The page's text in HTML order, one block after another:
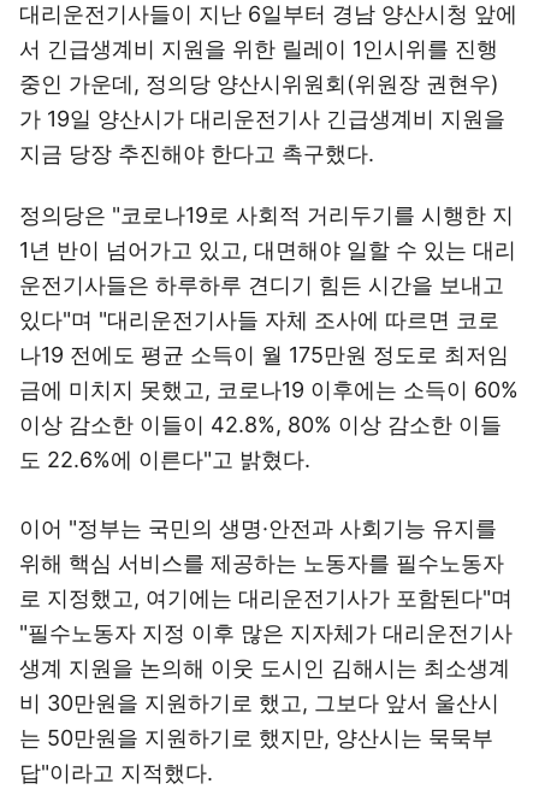
대리운전기사들이 지난 6일부터 경남 양산시청 앞에
서 긴급생계비 지원을 위한 릴레이 1인시위를 진행
중인 가운데, 정의당 양산시위원회(위원장 권현우)
가 19일 양산시가 대리운전기사 긴급생계비 지원을
지금 당장 추진해야 한다고 촉구했다.
정의당은 "코로나19로 사회적 거리두기를 시행한 지
1년 반이 넘어가고 있고, 대면해야 일할 수 있는 대리
운전기사들은 하루하루 견디기 힘든 시간을 보내고
있다"며 "대리운전기사들 자체 조사에 따르면 코로
나19 전에도 평균 소득이 월 175만원 정도로 최저임
금에 미치지 못했고, 코로나19 이후에는 소득이 60%
이상 감소한 이들이 42.8%, 80% 이상 감소한 이들
도 22.6%에 이른다"고 밝혔다.
이어 "정부는 국민의 생명·안전과 사회기능 유지를
위해 핵심 서비스를 제공하는 노동자를 필수노동자
로 지정했고, 여기에는 대리운전기사가 포함된다"며
"필수노동자 지정 이후 많은 지자체가 대리운전기사
생계 지원을 논의해 이웃 도시인 김해시는 최소생계
비 30만원을 지원하기로 했고, 그보다 앞서 울산시
는 50만원을 지원하기로 했지만, 양산시는 묵묵부
답"이라고 지적했다.